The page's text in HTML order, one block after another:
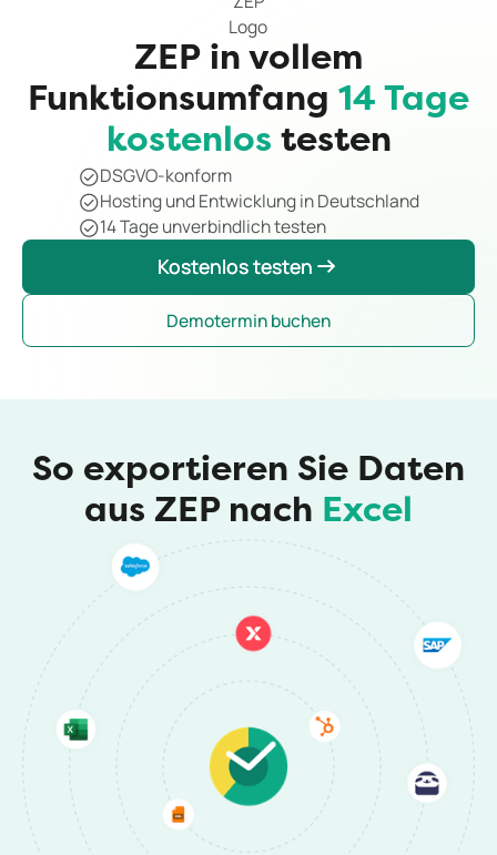
ZEP in vollem
Funktionsumfang 14 Tage
kostenlos testen
DSGVO-konform
Hosting und Entwicklung in Deutschland
14 Tage unverbindlich testen
Kostenlos testen
Kostenlos testen
Demotermin buchen
So exportieren Sie Daten
aus ZEP nach Excel